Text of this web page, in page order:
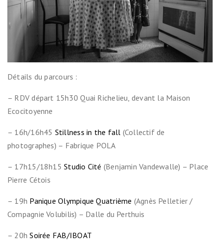
Détails du parcours :
– RDV départ 15h30 Quai Richelieu, devant la Maison
Ecocitoyenne
– 16h/16h45 Stillness in the fall (Collectif de
photographes) – Fabrique POLA
– 17h15/18h15Studio Cité (Benjamin Vandewalle) – Place
Pierre Cétois
– 19h Panique Olympique Quatrième (Agnès Pelletier /
Compagnie Volubilis) – Dalle du Perthuis
– 20hSoirée FAB/IBOAT